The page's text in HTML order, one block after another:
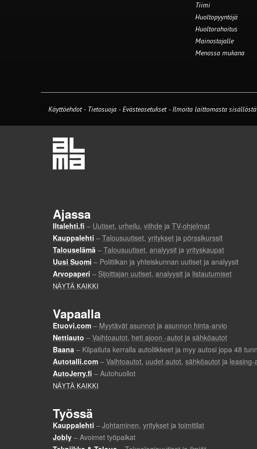
Tiimi
Huoltopyyntöjä
Huoltorahoitus
Mainostajalle
Menossa mukana
Käyttöehdot - Tietosuoja -Evästeasetukset- Ilmoita laittomasta sisällöstä